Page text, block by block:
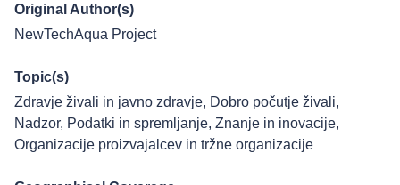
Original Author(s)
NewTechAqua Project
Topic(s)
Zdravje živali in javno zdravje, Dobro počutje živali,
Nadzor, Podatki in spremljanje, Znanje in inovacije,
Organizacije proizvajalcev in tržne organizacije